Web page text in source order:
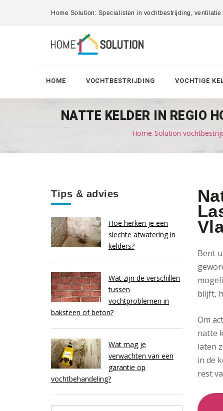
Home Solution: Specialisten in vochtbestrijding,
HOME VOCHTBESTRIJDING VOCHTIGE
NATTE KELDER IN REGIO
Home-Solution
Tips & advies
Hoe herken je een
slechte afwatering in
kelders?
Wat zijn de verschillen
tussen
vochtproblemen in
baksteen of beton?
Wat mag je
verwachten van een
garantie op
vochtbehandeling?
Bent
blijft,
Om
natte
laten
in de
rest